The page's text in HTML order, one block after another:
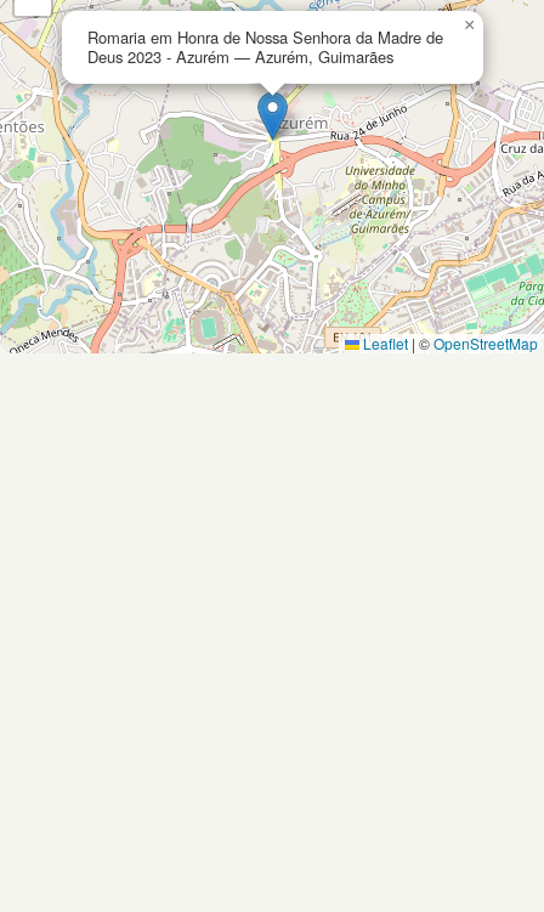
Romaria em Honra de Nossa Senhora da Madre de
Deus 2023 - Azurém — Azurém, Guimarães
×
Leaflet | ©OpenStreetMap